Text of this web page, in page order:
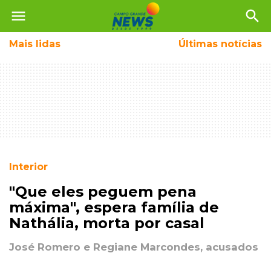
menu search
Mais lidas Últimas notícias
Interior
"Que eles peguem pena
máxima", espera família de
Nathália, morta por casal
José Romero e Regiane Marcondes, acusados